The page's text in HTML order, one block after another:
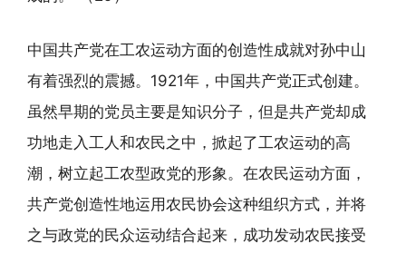
中国共产党在工农运动方面的创造性成就对孙中山
有着强烈的震撼。1921年，中国共产党正式创建。
虽然早期的党员主要是知识分子，但是共产党却成
功地走入工人和农民之中，掀起了工农运动的高
潮，树立起工农型政党的形象。在农民运动方面，
共产党创造性地运用农民协会这种组织方式，并将
之与政党的民众运动结合起来，成功发动农民接受